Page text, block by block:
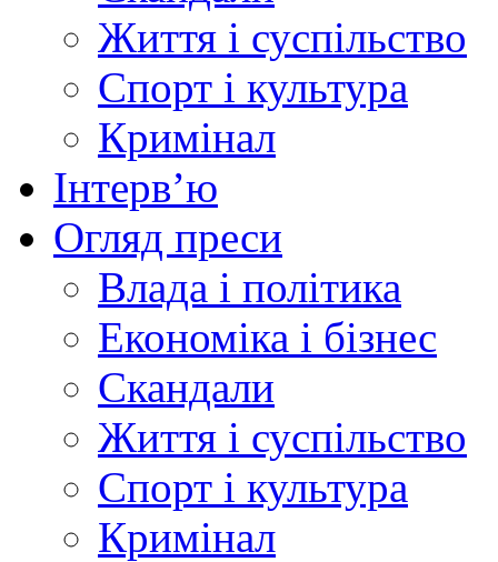
Життя і суспільство
Спорт і культура
Кримінал
Інтерв’ю
Огляд преси
Влада і політика
Економіка і бізнес
Скандали
Життя і суспільство
Спорт і культура
Кримінал